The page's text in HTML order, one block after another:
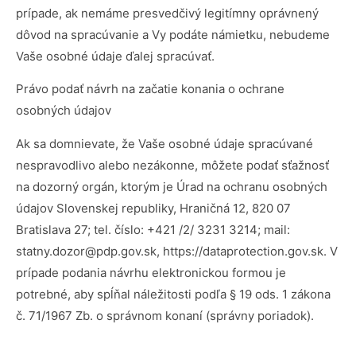
prípade, ak nemáme presvedčivý legitímny oprávnený
dôvod na spracúvanie a Vy podáte námietku, nebudeme
Vaše osobné údaje ďalej spracúvať.
Právo podať návrh na začatie konania o ochrane
osobných údajov
Ak sa domnievate, že Vaše osobné údaje spracúvané
nespravodlivo alebo nezákonne, môžete podať sťažnosť
na dozorný orgán, ktorým je Úrad na ochranu osobných
údajov Slovenskej republiky, Hraničná 12, 820 07
Bratislava 27; tel. číslo: +421 /2/ 3231 3214; mail:
statny.dozor@pdp.gov.sk, https://dataprotection.gov.sk. V
prípade podania návrhu elektronickou formou je
potrebné, aby spĺňal náležitosti podľa § 19 ods. 1 zákona
č. 71/1967 Zb. o správnom konaní (správny poriadok).